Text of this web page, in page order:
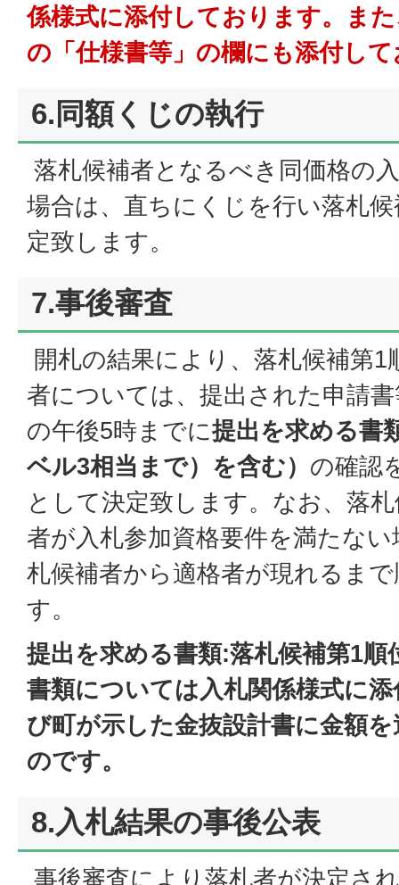
係様式に添付しております。ま
の「仕様書等」の欄にも添付し
6.同額くじの執行
落札候補者となるべき同価格の
場合は、直ちにくじを行い落札
定致します。
7.事後審査
開札の結果により、落札候補第
者については、提出された申請
の午後5時までに提出を求める書
ベル3相当まで）を含む） の確認
として決定致します。なお、落
者が入札参加資格要件を満たな
札候補者から適格者が現れるま
す。
提出を求める書類:落札候補第1順
書類については入札関係様式に
び町が示した金抜設計書に金額
のです。
8.入札結果の事後公表
事後審査により落札者が決定さ